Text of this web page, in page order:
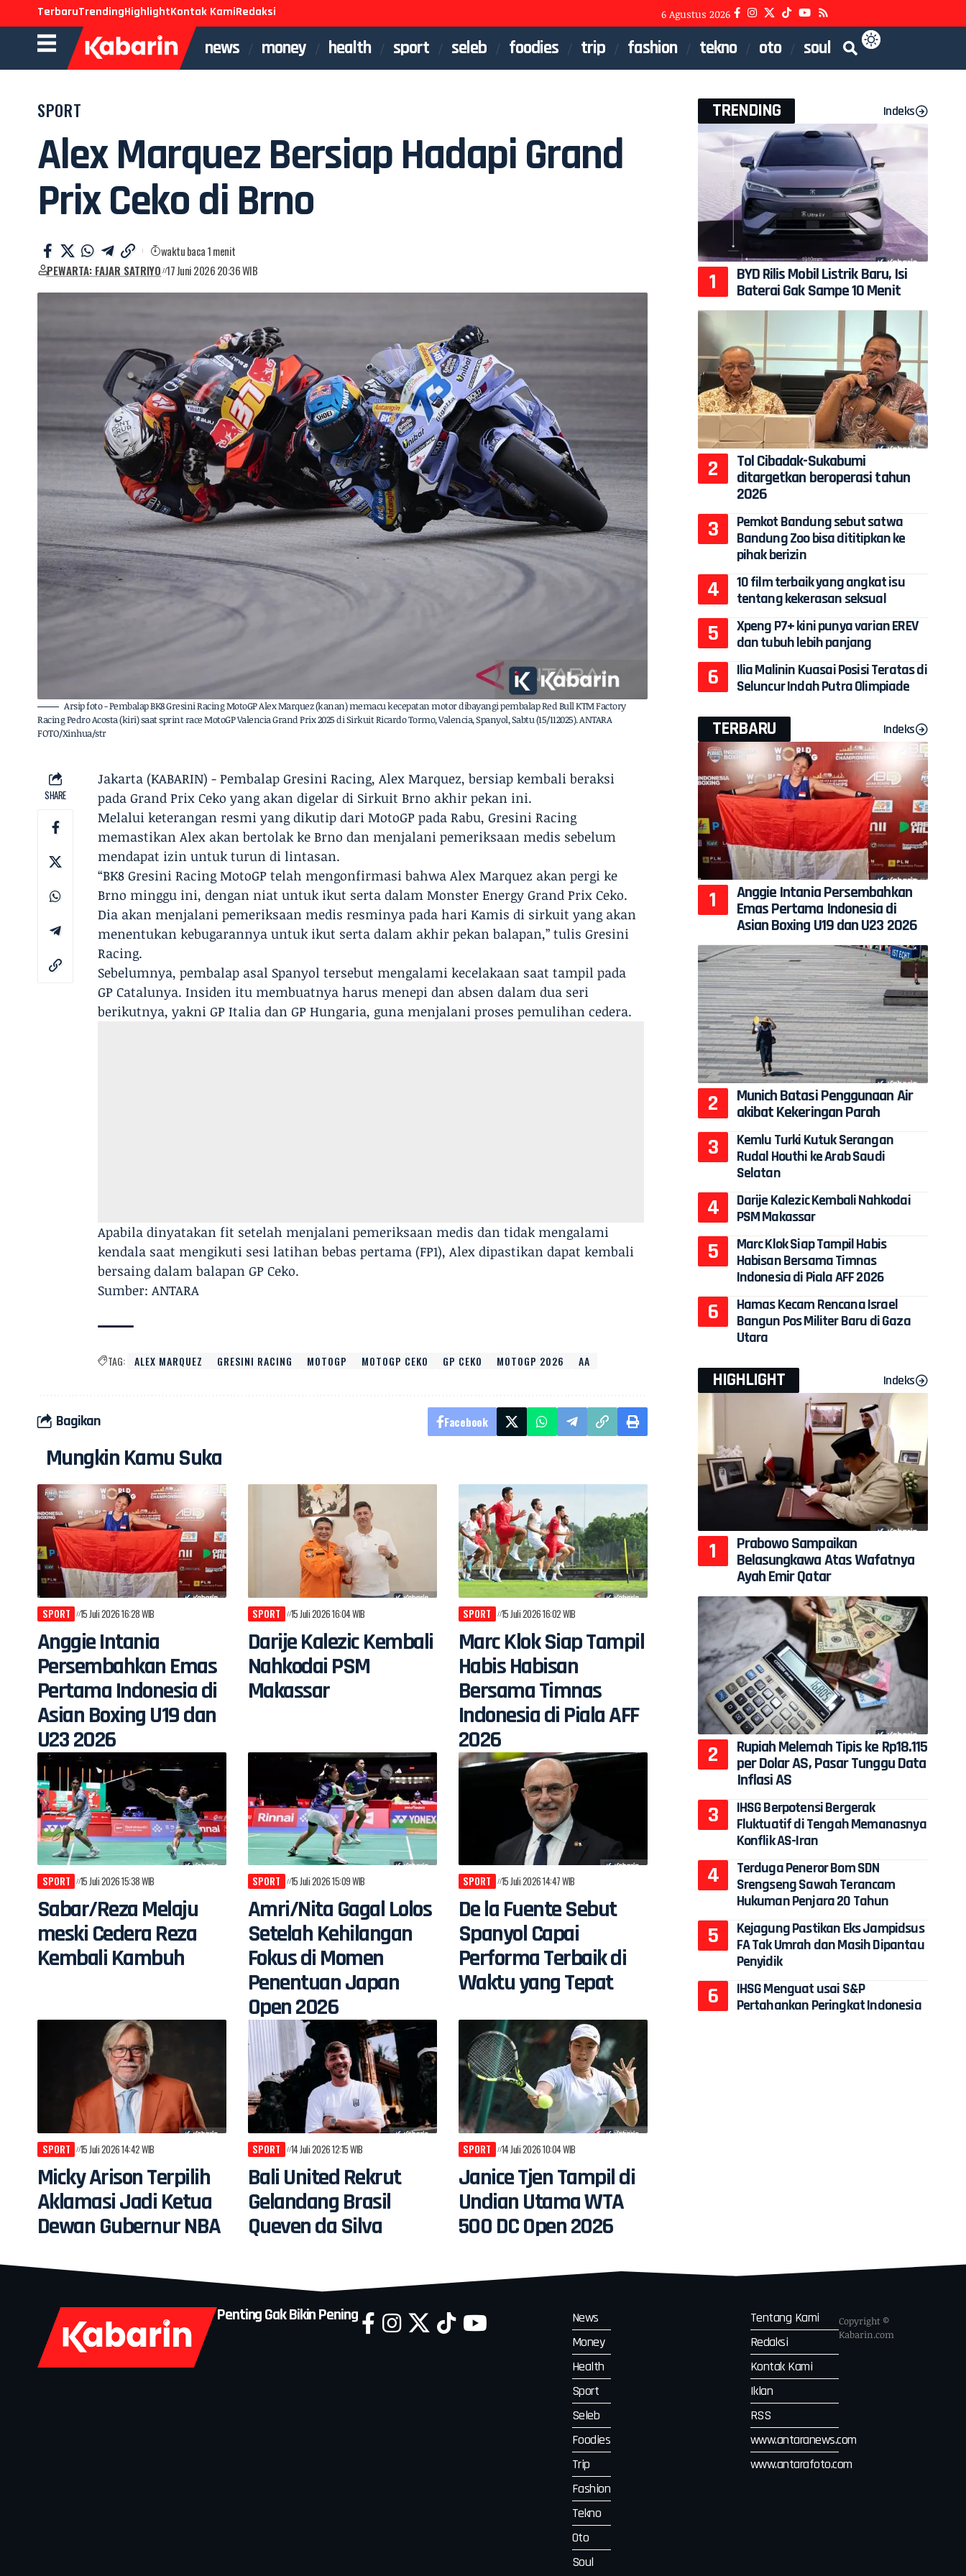
TerbaruTrendingHighlightKontak KamiRedaksi 6 Agustus 2026
news money health sport seleb foodies trip fashion tekno oto soul
SPORT
Alex Marquez Bersiap Hadapi Grand
Prix Ceko di Brno
PEWARTA: FAJAR SATRIYO 17 Juni 2026 20:36 WIB
waktu baca 1 menit
Arsip foto - Pembalap BK8 Gresini Racing MotoGP Alex Marquez (kanan) memacu kecepatan motor dibayangi pembalap Red Bull KTM Factory
Racing Pedro Acosta (kiri) saat sprint race MotoGP Valencia Grand Prix 2025 di Sirkuit Ricardo Tormo, Valencia, Spanyol, Sabtu (15/112025). ANTARA
FOTO/Xinhua/str
SHARE
Jakarta (KABARIN) - Pembalap Gresini Racing, Alex Marquez, bersiap kembali beraksi
pada Grand Prix Ceko yang akan digelar di Sirkuit Brno akhir pekan ini.
Melalui keterangan resmi yang dikutip dari MotoGP pada Rabu, Gresini Racing
memastikan Alex akan bertolak ke Brno dan menjalani pemeriksaan medis sebelum
mendapat izin untuk turun di lintasan.
“BK8 Gresini Racing MotoGP telah mengonfirmasi bahwa Alex Marquez akan pergi ke
Brno minggu ini, dengan niat untuk ikut serta dalam Monster Energy Grand Prix Ceko.
Dia akan menjalani pemeriksaan medis resminya pada hari Kamis di sirkuit yang akan
menentukan kebugarannya untuk ikut serta dalam akhir pekan balapan,” tulis Gresini
Racing.
Sebelumnya, pembalap asal Spanyol tersebut mengalami kecelakaan saat tampil pada
GP Catalunya. Insiden itu membuatnya harus menepi dan absen dalam dua seri
berikutnya, yakni GP Italia dan GP Hungaria, guna menjalani proses pemulihan cedera.
Apabila dinyatakan fit setelah menjalani pemeriksaan medis dan tidak mengalami
kendala saat mengikuti sesi latihan bebas pertama (FP1), Alex dipastikan dapat kembali
bersaing dalam balapan GP Ceko.
Sumber: ANTARA
TAG: ALEX MARQUEZ GRESINI RACING MOTOGP MOTOGP CEKO GP CEKO MOTOGP 2026 AA
Bagikan Facebook
Mungkin Kamu Suka
SPORT 15 Juli 2026 16:28 WIB
Anggie Intania
Persembahkan Emas
Pertama Indonesia di
Asian Boxing U19 dan
U23 2026
SPORT 15 Juli 2026 16:04 WIB
Darije Kalezic Kembali
Nahkodai PSM
Makassar
SPORT 15 Juli 2026 16:02 WIB
Marc Klok Siap Tampil
Habis Habisan
Bersama Timnas
Indonesia di Piala AFF
2026
SPORT 15 Juli 2026 15:38 WIB
Sabar/Reza Melaju
meski Cedera Reza
Kembali Kambuh
SPORT 15 Juli 2026 15:09 WIB
Amri/Nita Gagal Lolos
Setelah Kehilangan
Fokus di Momen
Penentuan Japan
Open 2026
SPORT 15 Juli 2026 14:47 WIB
De la Fuente Sebut
Spanyol Capai
Performa Terbaik di
Waktu yang Tepat
SPORT 15 Juli 2026 14:42 WIB
Micky Arison Terpilih
Aklamasi Jadi Ketua
Dewan Gubernur NBA
SPORT 14 Juli 2026 12:15 WIB
Bali United Rekrut
Gelandang Brasil
Queven da Silva
SPORT 14 Juli 2026 10:04 WIB
Janice Tjen Tampil di
Undian Utama WTA
500 DC Open 2026
TRENDING Indeks
BYD Rilis Mobil Listrik Baru, Isi
Baterai Gak Sampe 10 Menit
Tol Cibadak-Sukabumi
ditargetkan beroperasi tahun
2026
Pemkot Bandung sebut satwa
Bandung Zoo bisa dititipkan ke
pihak berizin
10 film terbaik yang angkat isu
tentang kekerasan seksual
Xpeng P7+ kini punya varian EREV
dan tubuh lebih panjang
Ilia Malinin Kuasai Posisi Teratas di
Seluncur Indah Putra Olimpiade
TERBARU Indeks
Anggie Intania Persembahkan
Emas Pertama Indonesia di
Asian Boxing U19 dan U23 2026
Munich Batasi Penggunaan Air
akibat Kekeringan Parah
Kemlu Turki Kutuk Serangan
Rudal Houthi ke Arab Saudi
Selatan
Darije Kalezic Kembali Nahkodai
PSM Makassar
Marc Klok Siap Tampil Habis
Habisan Bersama Timnas
Indonesia di Piala AFF 2026
Hamas Kecam Rencana Israel
Bangun Pos Militer Baru di Gaza
Utara
HIGHLIGHT Indeks
Prabowo Sampaikan
Belasungkawa Atas Wafatnya
Ayah Emir Qatar
Rupiah Melemah Tipis ke Rp18.115
per Dolar AS, Pasar Tunggu Data
Inflasi AS
IHSG Berpotensi Bergerak
Fluktuatif di Tengah Memanasnya
Konflik AS-Iran
Terduga Peneror Bom SDN
Srengseng Sawah Terancam
Hukuman Penjara 20 Tahun
Kejagung Pastikan Eks Jampidsus
FA Tak Umrah dan Masih Dipantau
Penyidik
IHSG Menguat usai S&P
Pertahankan Peringkat Indonesia
Penting Gak Bikin Pening
News
Money
Health
Sport
Seleb
Foodies
Trip
Fashion
Tekno
Oto
Soul
Tentang Kami
Redaksi
Kontak Kami
Iklan
RSS
www.antaranews.com
www.antarafoto.com
Copyright ©
Kabarin.com